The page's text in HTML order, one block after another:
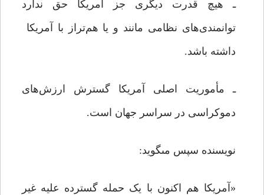
ـ هیچ قدرت دیگری جز آمریکا حق ندارد
توانمندی‌هاى نظامى مانند و یا هم‌تراز با آمریکا
داشته باشد.
ـ مأموریت اصلى آمریکا گسترش ارزش‌هاى
دموکراسى در سراسر جهان است.
نویسنده سپس مى‏گوید:
«آمریکا هم اکنون با یک حمله گسترده علیه غیر